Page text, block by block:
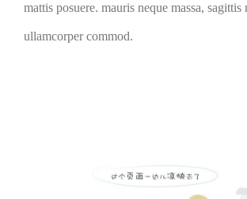
mattis posuere. mauris neque massa, sagittis
ullamcorper commod.